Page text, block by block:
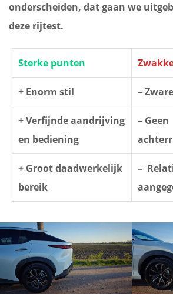
onderscheiden, dat gaan we
deze rijtest.
Sterke punten
+ Enorm stil –
+ Verfijnde aandrijving
en bediening
– Geen
+ Groot daadwerkelijk
bereik
–